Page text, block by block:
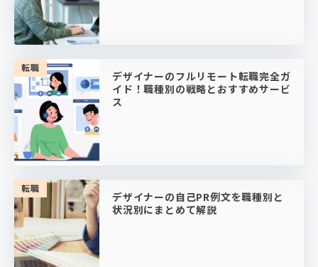
転職
デザイナーのフルリモート転職完全ガ
イド！職種別の戦略とおすすめサービ
ス
転職
デザイナーの自己PR例文を職種別と
状況別にまとめて解説